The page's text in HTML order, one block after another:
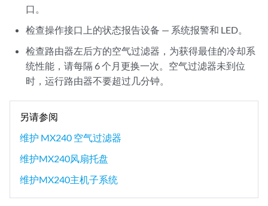
口。
检查操作接口上的状态报告设备 — 系统报警和 LED。
检查路由器左后方的空气过滤器，为获得最佳的冷却系
统性能，请每隔 6 个月更换一次。空气过滤器未到位
时，运行路由器不要超过几分钟。
另请参阅
维护 MX240 空气过滤器
维护MX240风扇托盘
维护MX240主机子系统